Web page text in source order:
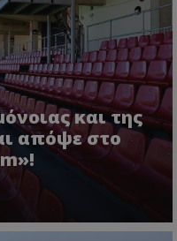
και της
απόψε στο